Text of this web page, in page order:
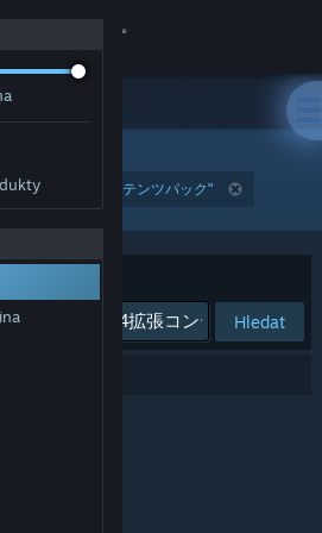
ーズン4拡張コンテンツパック"
Hledat